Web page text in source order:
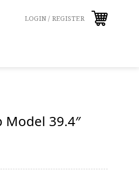
LOGIN / REGISTER
Model 39.4″